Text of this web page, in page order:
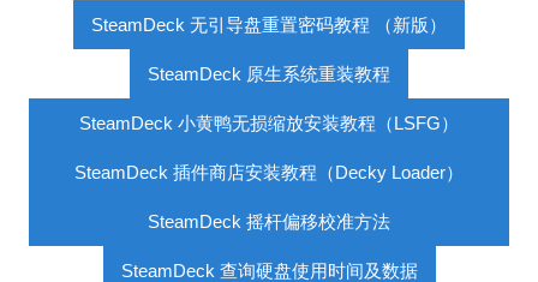
SteamDeck 无引导盘重置密码教程 （新版）
SteamDeck 原生系统重装教程
SteamDeck 小黄鸭无损缩放安装教程（LSFG）
SteamDeck 插件商店安装教程（Decky Loader）
SteamDeck 摇杆偏移校准方法
SteamDeck 查询硬盘使用时间及数据